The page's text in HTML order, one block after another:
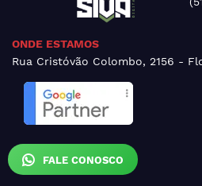
FALE CONOSCO
ONDE ESTAMOS
Rua Cristóvão Colombo, 2156 -